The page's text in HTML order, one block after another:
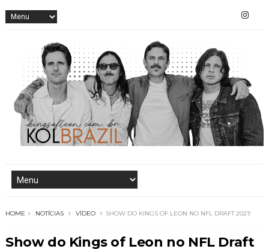
HOME NOTÍCIAS VÍDEO SHOW DO KINGS OF LEON NO NFL DRAFT 2021!
Show do Kings of Leon no NFL Draft